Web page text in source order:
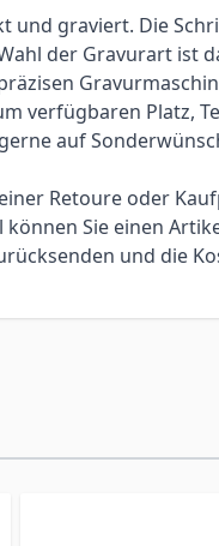
und graviert. Die
der Gravurart ist
verfügbaren Platz,
auf
Retoure oder
Sie einen
und die